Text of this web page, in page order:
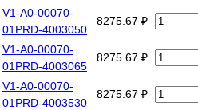
V1-A0-00070-
01PRD-4003050
8275.67 ₽
V1-A0-00070-
01PRD-4003065
8275.67 ₽
V1-A0-00070-
01PRD-4003530
8275.67 ₽